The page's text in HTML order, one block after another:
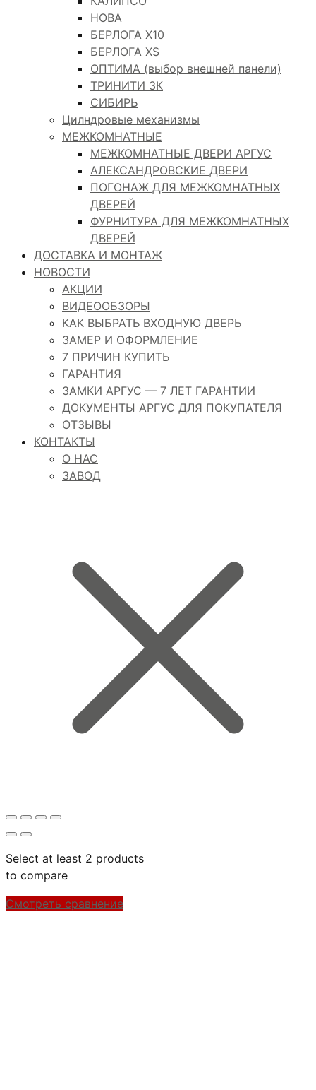
НОВА
БЕРЛОГА Х10
БЕРЛОГА XS
ОПТИМА (выбор внешней панели)
ТРИНИТИ 3К
СИБИРЬ
Цилндровые механизмы
МЕЖКОМНАТНЫЕ
МЕЖКОМНАТНЫЕ ДВЕРИ АРГУС
АЛЕКСАНДРОВСКИЕ ДВЕРИ
ПОГОНАЖ ДЛЯ МЕЖКОМНАТНЫХ
ДВЕРЕЙ
ФУРНИТУРА ДЛЯ МЕЖКОМНАТНЫХ
ДВЕРЕЙ
ДОСТАВКА И МОНТАЖ
НОВОСТИ
АКЦИИ
ВИДЕООБЗОРЫ
КАК ВЫБРАТЬ ВХОДНУЮ ДВЕРЬ
ЗАМЕР И ОФОРМЛЕНИЕ
7 ПРИЧИН КУПИТЬ
ГАРАНТИЯ
ЗАМКИ АРГУС — 7 ЛЕТ ГАРАНТИИ
ДОКУМЕНТЫ АРГУС ДЛЯ ПОКУПАТЕЛЯ
ОТЗЫВЫ
КОНТАКТЫ
О НАС
ЗАВОД
Select at least 2 products
to compare
Смотреть сравнение